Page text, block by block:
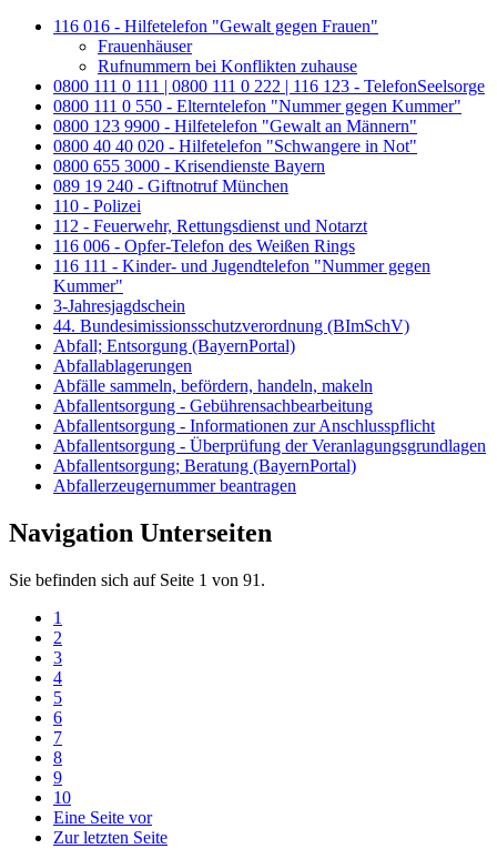
116 016 - Hilfetelefon "Gewalt gegen Frauen"
Frauenhäuser
Rufnummern bei Konflikten zuhause
0800 111 0 111 | 0800 111 0 222 | 116 123 - TelefonSeelsorge
0800 111 0 550 - Elterntelefon "Nummer gegen Kummer"
0800 123 9900 - Hilfetelefon "Gewalt an Männern"
0800 40 40 020 - Hilfetelefon "Schwangere in Not"
0800 655 3000 - Krisendienste Bayern
089 19 240 - Giftnotruf München
110 - Polizei
112 - Feuerwehr, Rettungsdienst und Notarzt
116 006 - Opfer-Telefon des Weißen Rings
116 111 - Kinder- und Jugendtelefon "Nummer gegen
Kummer"
3-Jahresjagdschein
44. Bundesimissionsschutzverordnung (BImSchV)
Abfall; Entsorgung (BayernPortal)
Abfallablagerungen
Abfälle sammeln, befördern, handeln, makeln
Abfallentsorgung - Gebührensachbearbeitung
Abfallentsorgung - Informationen zur Anschlusspflicht
Abfallentsorgung - Überprüfung der Veranlagungsgrundlagen
Abfallentsorgung; Beratung (BayernPortal)
Abfallerzeugernummer beantragen
Navigation Unterseiten
Sie befinden sich auf Seite 1 von 91.
1
2
3
4
5
6
7
8
9
10
Eine Seite vor
Zur letzten Seite